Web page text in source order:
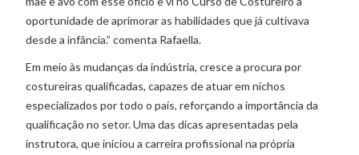
oportunidade de aprimorar as habilidades que já cultivava
desde a infância.” comenta Rafaella.
Em meio às mudanças da indústria, cresce a procura por
costureiras qualificadas, capazes de atuar em nichos
especializados por todo o país, reforçando a importância da
qualificação no setor. Uma das dicas apresentadas pela
instrutora, que iniciou a carreira profissional na própria